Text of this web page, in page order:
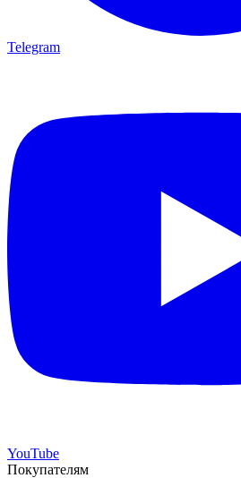
Telegram
YouTube
Покупателям